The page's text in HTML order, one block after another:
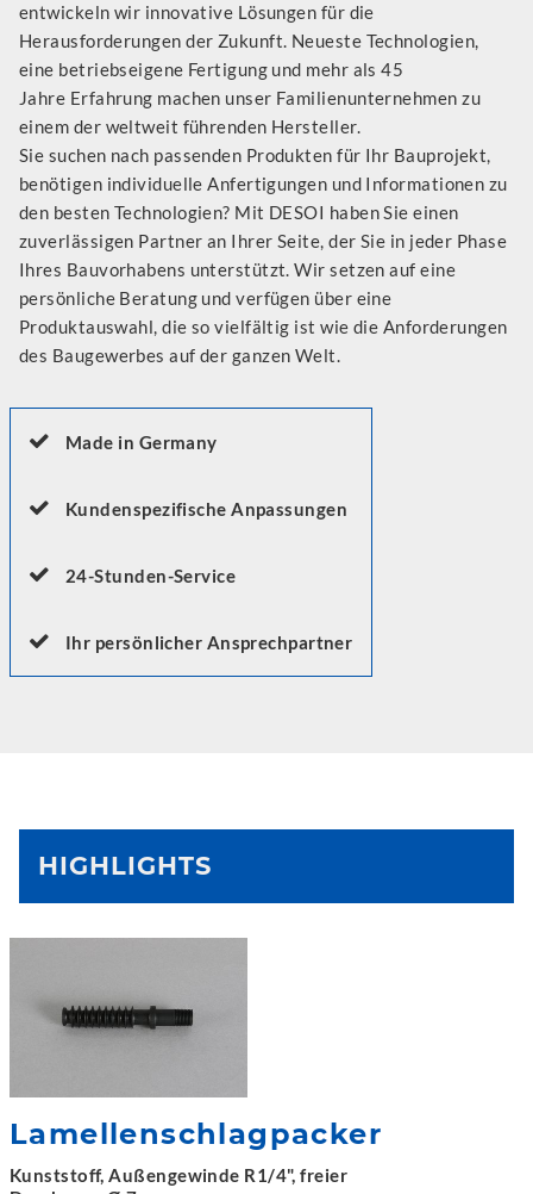
entwickeln wir innovative Lösungen für die
Herausforderungen der Zukunft. Neueste Technologien,
eine betriebseigene Fertigung und mehr als 45
Jahre Erfahrung machen unser Familienunternehmen zu
einem der weltweit führenden Hersteller.
Sie suchen nach passenden Produkten für Ihr Bauprojekt,
benötigen individuelle Anfertigungen und Informationen zu
den besten Technologien? Mit DESOI haben Sie einen
zuverlässigen Partner an Ihrer Seite, der Sie in jeder Phase
Ihres Bauvorhabens unterstützt. Wir setzen auf eine
persönliche Beratung und verfügen über eine
Produktauswahl, die so vielfältig ist wie die Anforderungen
des Baugewerbes auf der ganzen Welt.
Made in Germany
Kundenspezifische Anpassungen
24-Stunden-Service
Ihr persönlicher Ansprechpartner
HIGHLIGHTS
Lamellenschlagpacker
Kunststoff, Außengewinde R1/4", freier